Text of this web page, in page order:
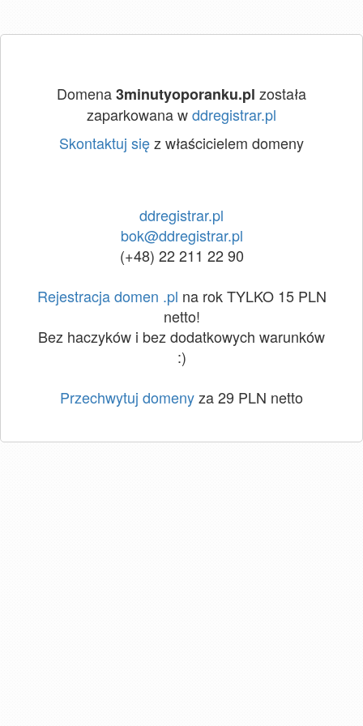
Domena3minutyoporanku.pl została
zaparkowana wddregistrar.pl
Skontaktuj sięz właścicielem domeny
ddregistrar.pl
bok@ddregistrar.pl
(+48) 22 211 22 90
Rejestracja domen .pl na rok TYLKO 15 PLN
netto!
Bez haczyków i bez dodatkowych warunków
:)
Przechwytuj domenyza 29 PLN netto